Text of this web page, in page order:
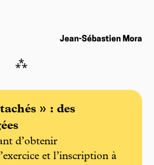
Jean-Sébastien Mora
⁂
» : des
d’obtenir
et l’inscription à